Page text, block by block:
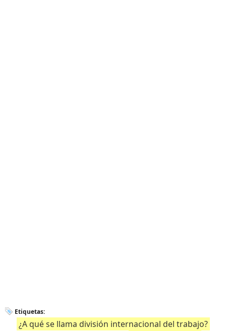
Etiquetas:
¿A qué se llama división internacional del trabajo?